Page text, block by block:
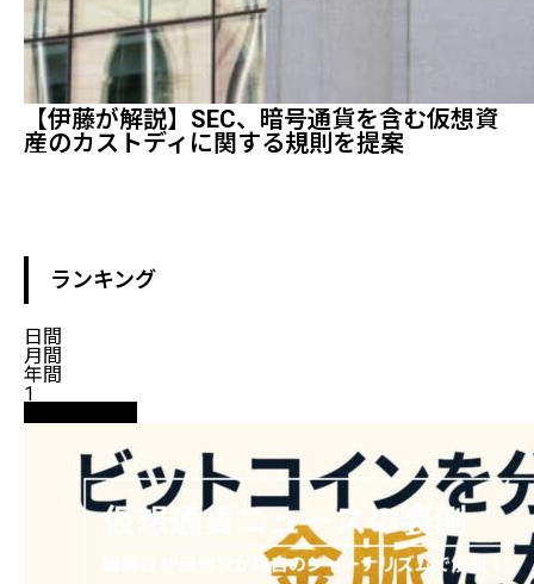
【伊藤が解説】SEC、暗号通貨を含む仮想資
産のカストディに関する規則を提案
ランキング
日間
月間
年間
1